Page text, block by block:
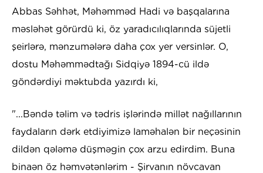
Abbas Səhhət, Məhəmməd Hadi və başqalarına
məsləhət görürdü ki, öz yaradıcılıqlarında süjetli
şeirlərə, mənzumələrə daha çox yer versinlər. O,
dostu Məhəmmədtağı Sidqiyə 1894-cü ildə
göndərdiyi məktubda yazırdı ki,
"...Bəndə təlim və tədris işlərində millət nağıllarının
faydaların dərk etdiyimizə laməhalən bir neçəsinin
dildən qələmə düşməgin çox arzu edirdim. Buna
binaən öz həmvətənlərim - Şirvanın növcavan